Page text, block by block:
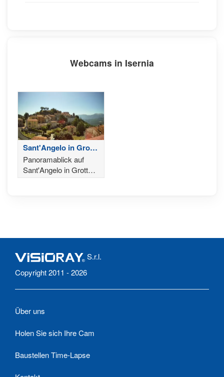
Webcams in Isernia
Sant'Angelo in Grotte
- Isernia
Panoramablick auf
Sant'Angelo in Grotte,
in der Provinz Isernia
S.r.l.
Copyright 2011 - 2026
Über uns
Holen Sie sich Ihre Cam
Baustellen Time-Lapse